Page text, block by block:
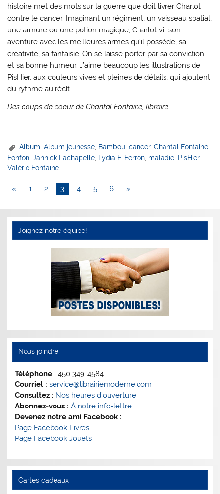
histoire met des mots sur la guerre que doit livrer Charlot
contre le cancer. Imaginant un régiment, un vaisseau spatial,
une armure ou une potion magique, Charlot vit son
aventure avec les meilleures armes qu’il possède, sa
créativité, sa fantaisie. On se laisse porter par sa conviction
et sa bonne humeur. J’aime beaucoup les illustrations de
PisHier, aux couleurs vives et pleines de détails, qui ajoutent
du rythme au récit.
Des coups de coeur de Chantal Fontaine, libraire
Album ,Album jeunesse Bambou ,cancer,Chantal Fontaine
Fonfon ,Jannick Lachapelle Lydia F. Ferron maladie PisHier,
Valérie Fontaine
« 1 2 3 4 5 6 »
Joignez notre équipe!
Nous joindre
Téléphone : 450 349-4584
Courriel : service@librairiemoderne.com
Consultez : Nos heures d’ouverture
Abonnez-vous : À notre info-lettre
Devenez notre ami Facebook :
Page Facebook Livres
Page Facebook Jouets
Cartes cadeaux